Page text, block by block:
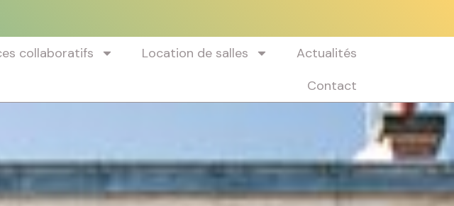
collaboratifs Location de salles
Actualités
Contact